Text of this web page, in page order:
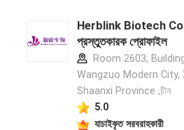
Herblink Biotech
প্রস্তুতকারক প্রোফাইল
Room 2603,
Wangzuo Modern City,
Shaanxi Province ,চীন
5.0
যাচাইকৃত সরবরাহকারী